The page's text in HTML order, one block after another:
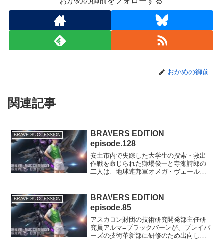
おかめの御前
関連記事
BRAVE SUCCESSION
BRAVERS EDITION
episode.128
安土市内で失踪した大学生の捜索・救出
作戦を命じられた獅場俊一と寺瀬詩郎の
二人は、地球連邦軍オメガ・ヴェール基
と共に異世界タシェニュヴルアへと渡る
のであった。※chat...
BRAVE SUCCESSION
BRAVERS EDITION
episode.85
アスカロン財団の技術研究開発部主任研
究員アルマ=ブラックバーンが、ブレイバ
ーズの技術革新部に研修のため出向して